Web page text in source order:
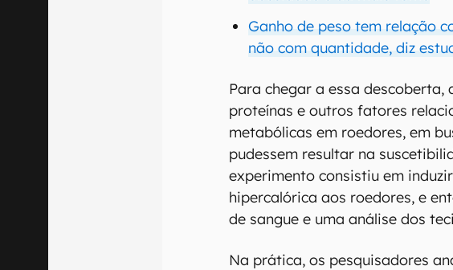
Ganho de peso tem relação
não com quantidade, diz
Para chegar a essa descoberta,
proteínas e outros fatores
metabólicas em roedores, em
pudessem resultar na
experimento consistiu em
hipercalórica aos roedores, e
de sangue e uma análise dos
Na prática, os pesquisadores